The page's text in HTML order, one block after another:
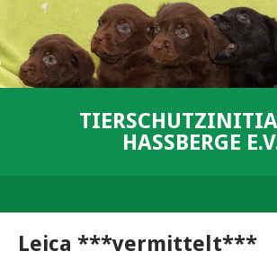
HASSBERGE E.V.
Leica ***vermittelt***